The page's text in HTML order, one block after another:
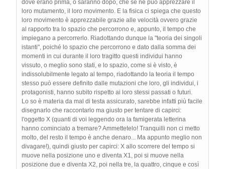
dove erano prima, o saranno dopo, che se ne può apprezzare il
loro mutamento, il loro movimento. E la fisica ci spiega che questo
loro movimento è apprezzabile grazie alle velocità ovvero grazie
al rapporto tra lo spazio che percorrono e, appunto, il tempo che
impiegano a percorrerlo. Riadottando dunque la "teoria dei singoli
istanti", poiché lo spazio che percorrono e dato dalla somma dei
momenti in cui durante il loro tragitto questi individui hanno
vissuto, o meglio sono stati, e lo spazio, come si è visto, è
indissolubilmente legato al tempo, riadottando la teoria il tempo
stesso può essere definito dalle mutazioni che loro, gli individui, i
protagonisti, hanno subito rispetto ai loro stessi passati o futuri.
Lo so è materia da mal di testa assicurato, sarebbe infatti più facile
disegnarlo che raccontarlo ma giusto per tentare di capirci:
l'oggetto X (quanti di voi leggendo ora la famigerata letterina
hanno cominciato a tremare? Ammettetelo! Tranquilli non ci metto
molto, del resto il tempo è anche denaro... Ma appunto meglio non
divagare!), quindi giusto per capirci: X allo scorrere del tempo si
muove nella posizione uno e diventa X1, poi si muove nella
posizione due e diventa X2, poi nella tre, la quattro, cinque e così